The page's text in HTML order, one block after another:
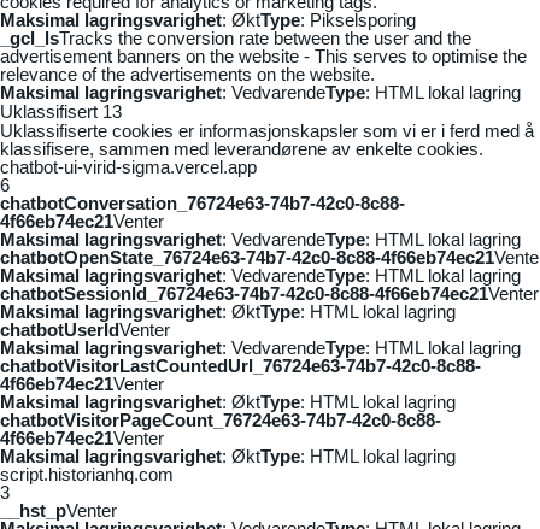
Maksimal lagringsvarighet: ØktType: Pikselsporing
_gcl_lsTracks the conversion rate between the user and the
advertisement banners on the website - This serves to optimise the
relevance of the advertisements on the website.
Maksimal lagringsvarighet: VedvarendeType: HTML lokal lagring
Uklassifisert 13
Uklassifiserte cookies er informasjonskapsler som vi er i ferd med å
klassifisere, sammen med leverandørene av enkelte cookies.
chatbot-ui-virid-sigma.vercel.app
6
chatbotConversation_76724e63-74b7-42c0-8c88-
4f66eb74ec21Venter
Maksimal lagringsvarighet: VedvarendeType: HTML lokal lagring
chatbotOpenState_76724e63-74b7-42c0-8c88-4f66eb74ec21
Maksimal lagringsvarighet: VedvarendeType: HTML lokal lagring
chatbotSessionId_76724e63-74b7-42c0-8c88-4f66eb74ec21Venter
Maksimal lagringsvarighet: ØktType: HTML lokal lagring
chatbotUserIdVenter
Maksimal lagringsvarighet: VedvarendeType: HTML lokal lagring
chatbotVisitorLastCountedUrl_76724e63-74b7-42c0-8c88-
4f66eb74ec21Venter
Maksimal lagringsvarighet: ØktType: HTML lokal lagring
chatbotVisitorPageCount_76724e63-74b7-42c0-8c88-
4f66eb74ec21Venter
Maksimal lagringsvarighet: ØktType: HTML lokal lagring
script.historianhq.com
3
__hst_pVenter